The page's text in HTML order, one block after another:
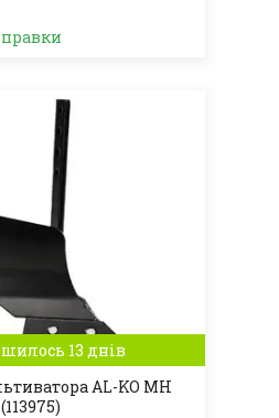
13 днів
AL-KO МН